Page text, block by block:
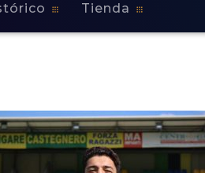
Tienda